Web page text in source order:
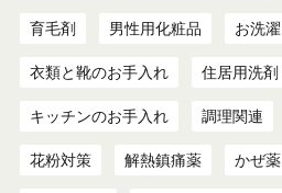
育毛剤 男性用化粧品 お洗濯
衣類と靴のお手入れ 住居用洗剤
キッチンのお手入れ 調理関連
花粉対策 解熱鎮痛薬 かぜ薬